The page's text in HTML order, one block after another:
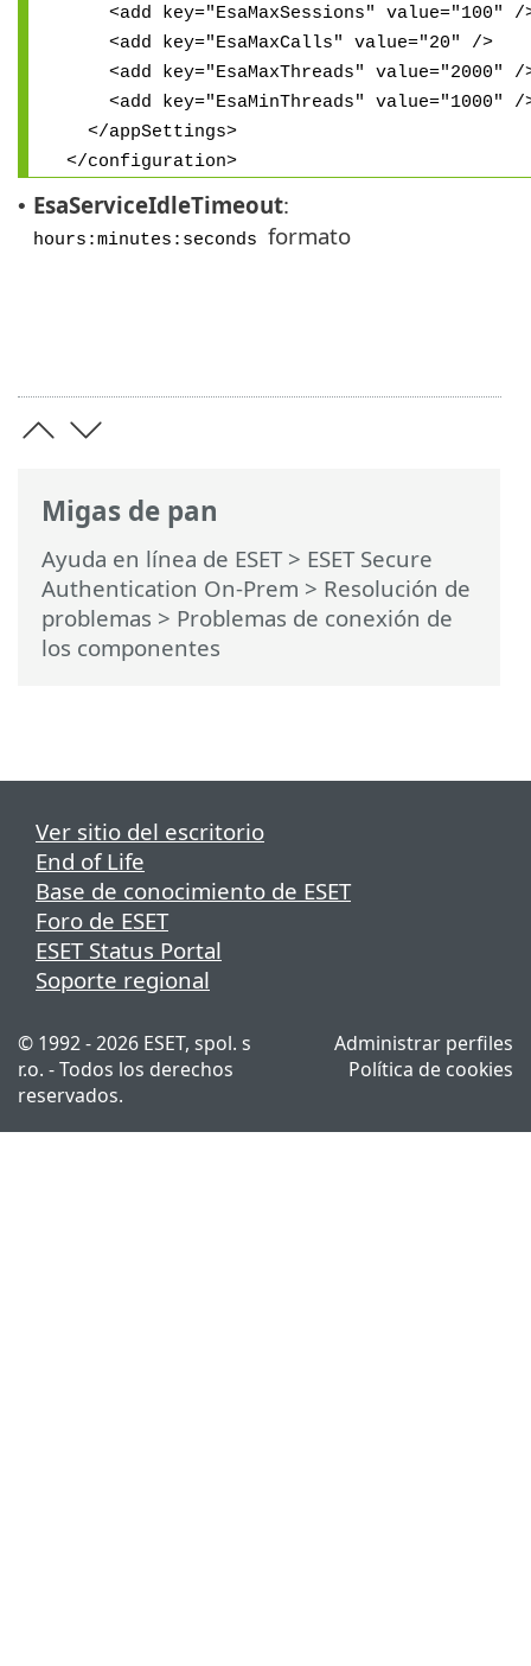
Migas de pan
Ayuda en línea de ESET> ESET Secure
Authentication On-Prem > Resolución de
problemas > Problemas de conexión de
los componentes
<add key="EsaMaxSessions" value="100" /
<add key="EsaMaxCalls" value="20" />
<add key="EsaMaxThreads" value="2000" /
<add key="EsaMinThreads" value="1000" /
</appSettings>
</configuration>
• EsaServiceIdleTimeout:
hours:minutes:seconds formato
Ver sitio del escritorio
End of Life
Base de conocimiento de ESET
Foro de ESET
ESET Status Portal
Soporte regional
© 1992 - 2026 ESET, spol. s
r.o. - Todos los derechos
reservados.
Administrar perfiles
Política de cookies